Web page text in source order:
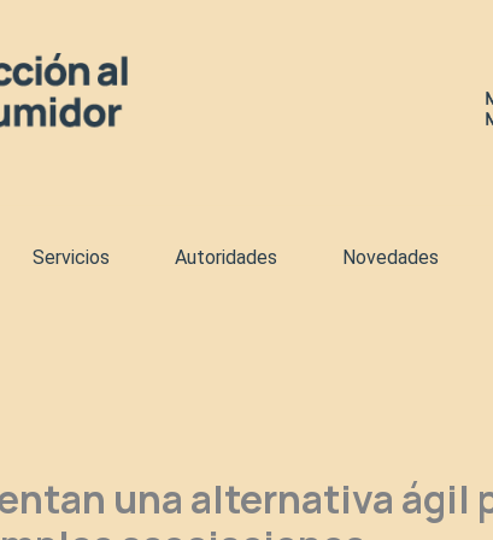
Servicios Autoridades Novedades
una alternativa ágil